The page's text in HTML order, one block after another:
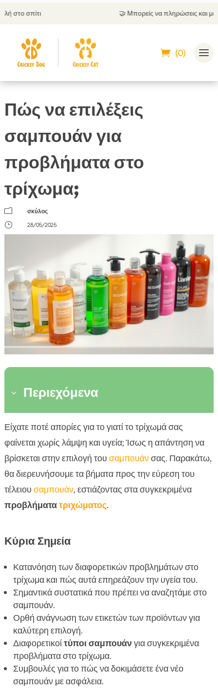
Μπορείς να πληρώσεις και με αντικαταβολή
(0)
Πώς να επιλέξεις
σαμπουάν για
προβλήματα στο
τρίχωμα;
m
σκύλος
}
28/05/2025
3 Περιεχόμενα
 Κατανόηση των προβλημάτων στο τρίχωμα
 Σημαντικά συστατικά για υγιές τρίχωμα
 Πώς να διαβάσεις τις ετικέτες των προϊόντων
 Οι διαφορετικοί τύποι σαμπουάν για
διαφορετικά προβλήματα
Πώς να δοκιμάσεις ένα νέο σαμπουάν
 Παράγοντες που επηρεάζουν την υγεία του
 Σαμπουάν για πρόβλημα στο τρίχωμα
 Γιατί το CricksyDog είναι η ιδανική επιλογή για
τον σκύλο σας
Τα οφέλη των υποαλλεργικών σαμπουάν
 Πώς να αποφύγετε κοινά λάθη κατά την επιλογή
σαμπουάν
 Η σημασία της ειδικής περιποίησης για
ευαίσθητο τρίχωμα
 FAQ
Είχατε ποτέ απορίες για το γιατί το τρίχωμά σας
φαίνεται χωρίς λάμψη και υγεία; Ίσως η απάντηση να
βρίσκεται στην επιλογή του σαμπουάνσας. Παρακάτω,
θα διερευνήσουμε τα βήματα προς την εύρεση του
τέλειου σαμπουάν, εστιάζοντας στα συγκεκριμένα
προβλήματατριχώματος.
Κύρια Σημεία
Κατανόηση των διαφορετικών προβλημάτων στο
τρίχωμα και πώς αυτά επηρεάζουν την υγεία του.
Σημαντικά συστατικά που πρέπει να αναζητάμε στο
σαμπουάν.
Ορθή ανάγνωση των ετικετών των προϊόντων για
καλύτερη επιλογή.
Διαφορετικοίτύποι σαμπουάνγια συγκεκριμένα
προβλήματα στο τρίχωμα.
Συμβουλές για το πώς να δοκιμάσετε ένα νέο
σαμπουάν με ασφάλεια.